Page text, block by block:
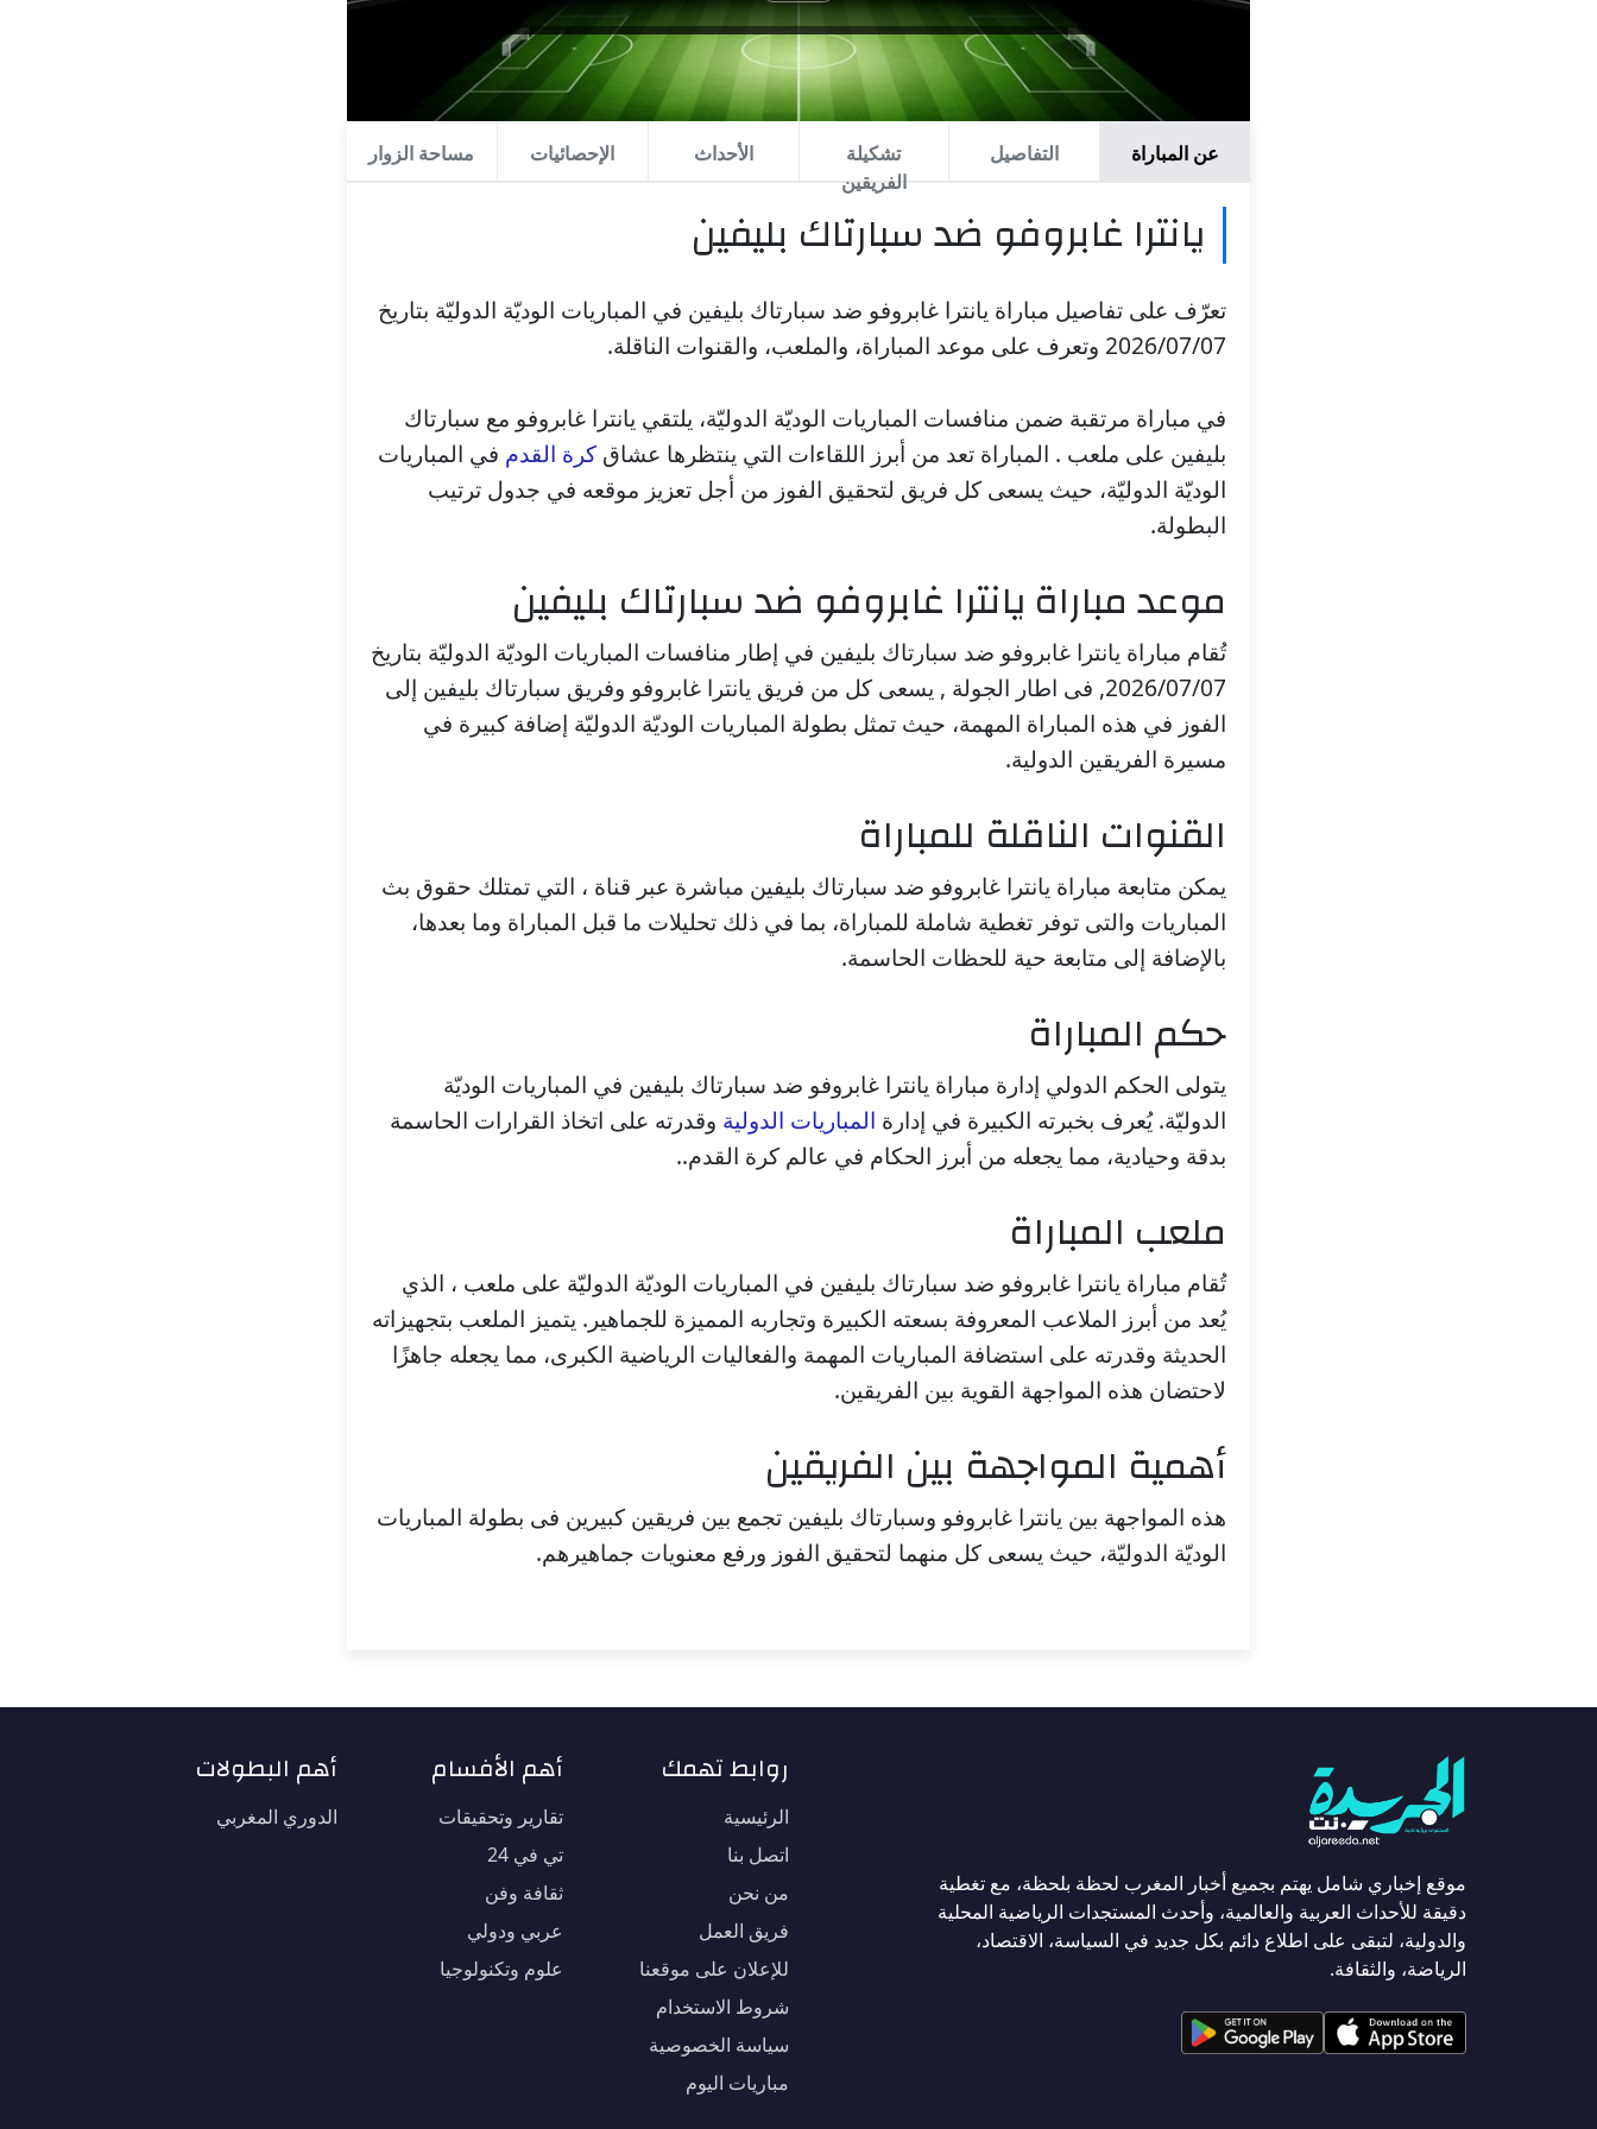
عن المباراة التفاصيل
تشكيلة
الفريقين
الأحداث الإحصائيات مساحة الزوار
يانترا غابروفو ضد سبارتاك بليفين
تعرّف على تفاصيل مباراة يانترا غابروفو ضد سبارتاك بليفين في المباريات الوديّة الدوليّة بتاريخ
2026/07/07 وتعرف على موعد المباراة، والملعب، والقنوات الناقلة.
في مباراة مرتقبة ضمن منافسات المباريات الوديّة الدوليّة، يلتقي يانترا غابروفو مع سبارتاك
بليفين على ملعب . المباراة تعد من أبرز اللقاءات التي ينتظرها عشاق كرة القدم في المباريات
الوديّة الدوليّة، حيث يسعى كل فريق لتحقيق الفوز من أجل تعزيز موقعه في جدول ترتيب
البطولة.
موعد مباراة يانترا غابروفو ضد سبارتاك بليفين
تُقام مباراة يانترا غابروفو ضد سبارتاك بليفين في إطار منافسات المباريات الوديّة الدوليّة بتاريخ
2026/07/07, فى اطار الجولة , يسعى كل من فريق يانترا غابروفو وفريق سبارتاك بليفين إلى
الفوز في هذه المباراة المهمة، حيث تمثل بطولة المباريات الوديّة الدوليّة إضافة كبيرة في
مسيرة الفريقين الدولية.
القنوات الناقلة للمباراة
يمكن متابعة مباراة يانترا غابروفو ضد سبارتاك بليفين مباشرة عبر قناة ، التي تمتلك حقوق بث
المباريات والتى توفر تغطية شاملة للمباراة، بما في ذلك تحليلات ما قبل المباراة وما بعدها،
بالإضافة إلى متابعة حية للحظات الحاسمة.
حكم المباراة
يتولى الحكم الدولي إدارة مباراة يانترا غابروفو ضد سبارتاك بليفين في المباريات الوديّة
الدوليّة. يُعرف بخبرته الكبيرة في إدارة المباريات الدولية وقدرته على اتخاذ القرارات الحاسمة
بدقة وحيادية، مما يجعله من أبرز الحكام في عالم كرة القدم..
ملعب المباراة
تُقام مباراة يانترا غابروفو ضد سبارتاك بليفين في المباريات الوديّة الدوليّة على ملعب ، الذي
يُعد من أبرز الملاعب المعروفة بسعته الكبيرة وتجاربه المميزة للجماهير. يتميز الملعب بتجهيزاته
الحديثة وقدرته على استضافة المباريات المهمة والفعاليات الرياضية الكبرى، مما يجعله جاهزًا
لاحتضان هذه المواجهة القوية بين الفريقين.
أهمية المواجهة بين الفريقين
هذه المواجهة بين يانترا غابروفو وسبارتاك بليفين تجمع بين فريقين كبيرين فى بطولة المباريات
الوديّة الدوليّة، حيث يسعى كل منهما لتحقيق الفوز ورفع معنويات جماهيرهم.
موقع إخباري شامل يهتم بجميع أخبار المغرب لحظة بلحظة، مع تغطية
دقيقة للأحداث العربية والعالمية، وأحدث المستجدات الرياضية المحلية
والدولية، لتبقى على اطلاع دائم بكل جديد في السياسة، الاقتصاد،
الرياضة، والثقافة.
روابط تهمك
الرئيسية
اتصل بنا
من نحن
فريق العمل
للإعلان على موقعنا
شروط الاستخدام
سياسة الخصوصية
مباريات اليوم
أهم الأفسام
تقارير وتحقيقات
تي في 24
ثقافة وفن
عربي ودولي
علوم وتكنولوجيا
أهم البطولات
الدوري المغربي